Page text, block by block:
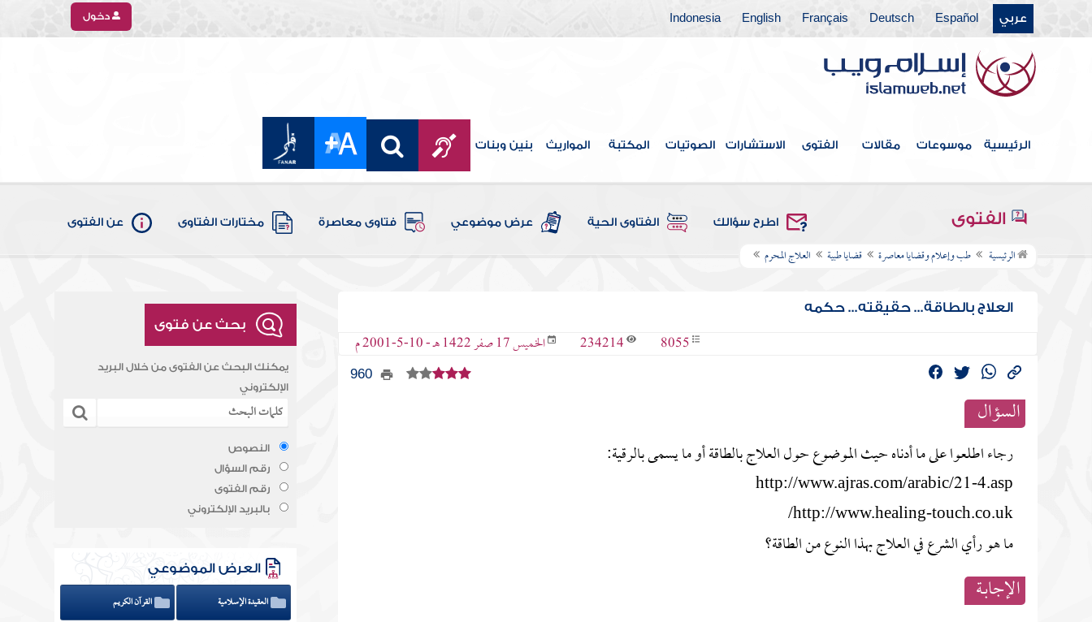
عربي Español
Deutsch
Français
English
Indonesia دخول
الرئيسية موسوعات مقالات الفتوى الاستشارات الصوتيات المكتبة المواريث بنين وبنات
الفتوى اطرح سؤالك الفتاوى الحية عرض موضوعي فتاوى معاصرة مختارات الفتاوى عن الفتوى
الرئيسية طب وإعلام وقضايا معاصرة قضايا طبية العلاج المحرم
العلاج بالطاقة... حقيقته... حكمه
8055
234214 الخميس 17 صفر 1422 هـ - 10-5-2001 م
960
السؤال
رجاء اطلعوا على ما أدناه حيث الموضوع حول العلاج بالطاقة أو ما يسمى بالرقية:
http://www.ajras.com/arabic/21-4.asp
http://www.healing-touch.co.uk/
ما هو رأي الشرع في العلاج بهذا النوع من الطاقة؟
الإجابــة
بحث عن فتوى
يمكنك البحث عن الفتوى من خلال البريد
الإلكتروني
النصوص
رقم السؤال
رقم الفتوى
بالبريد الإلكتروني
العرض الموضوعي
العقيدة الإسلامية القرآن الكريم